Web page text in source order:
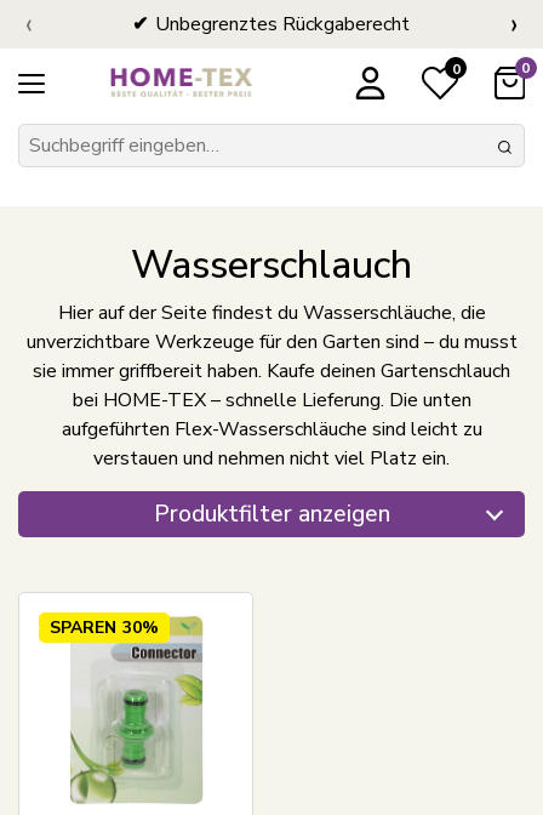
Unbegrenztes Rückgaberecht
‹ ›
0 0
Wasserschlauch
Hier auf der Seite findest du Wasserschläuche, die
unverzichtbare Werkzeuge für den Garten sind – du musst
sie immer griffbereit haben. Kaufe deinen Gartenschlauch
bei HOME-TEX – schnelle Lieferung. Die unten
aufgeführten Flex-Wasserschläuche sind leicht zu
verstauen und nehmen nicht viel Platz ein.
Produktfilter anzeigen
SPAREN 30%